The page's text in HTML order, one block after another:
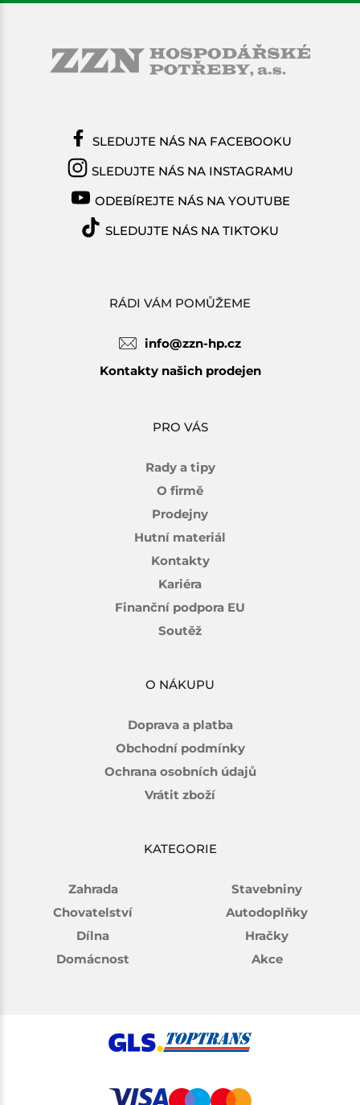
RÁDI VÁM POMŮŽEME
info@zzn-hp.cz
Kontakty našich prodejen
PRO VÁS
Rady a tipy
O firmě
Prodejny
Hutní materiál
Kontakty
Kariéra
Finanční podpora EU
Soutěž
O NÁKUPU
Doprava a platba
Obchodní podmínky
Ochrana osobních údajů
Vrátit zboží
KATEGORIE
Zahrada
Chovatelství
Dílna
Domácnost
Stavebniny
Autodoplňky
Hračky
Akce
SLEDUJTE NÁS NA FACEBOOKU
SLEDUJTE NÁS NA INSTAGRAMU
ODEBÍREJTE NÁS NA YOUTUBE
SLEDUJTE NÁS NA TIKTOKU